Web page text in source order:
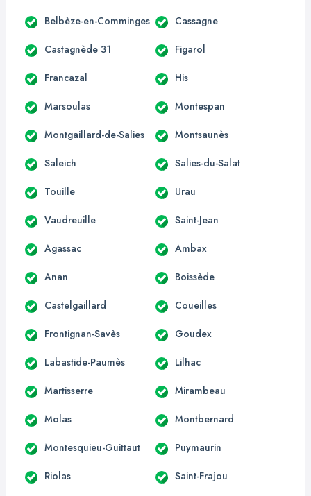
Belbèze-en-Comminges Cassagne
Castagnède 31 Figarol
Francazal His
Marsoulas Montespan
Montgaillard-de-Salies Montsaunès
Saleich Salies-du-Salat
Touille Urau
Vaudreuille Saint-Jean
Agassac Ambax
Anan Boissède
Castelgaillard Coueilles
Frontignan-Savès Goudex
Labastide-Paumès Lilhac
Martisserre Mirambeau
Molas Montbernard
Montesquieu-Guittaut Puymaurin
Riolas Saint-Frajou